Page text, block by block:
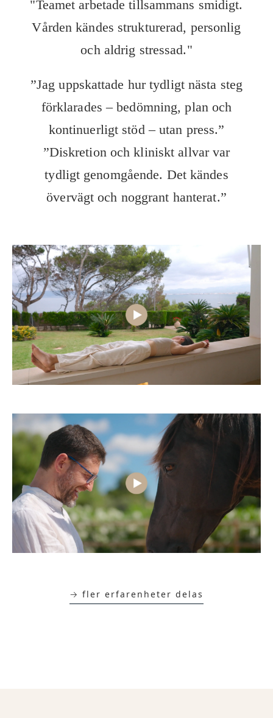
"Teamet arbetade tillsammans smidigt.
Vården kändes strukturerad, personlig
och aldrig stressad."
”Jag uppskattade hur tydligt nästa steg
förklarades – bedömning, plan och
kontinuerligt stöd – utan press.”
”Diskretion och kliniskt allvar var
tydligt genomgående. Det kändes
övervägt och noggrant hanterat.”
→ fler erfarenheter delas